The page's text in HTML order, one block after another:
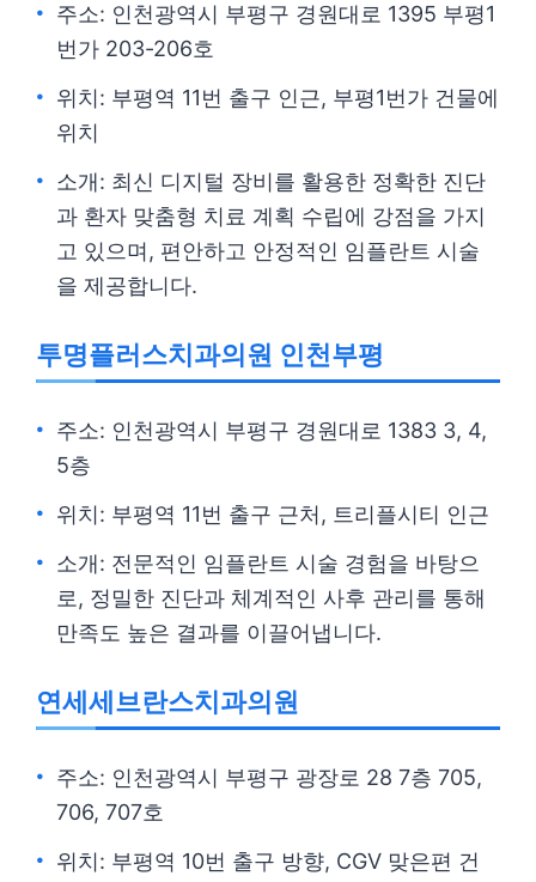
주소: 인천광역시 부평구 경원대로 1395 부평1
번가 203-206호
위치: 부평역 11번 출구 인근, 부평1번가 건물에
위치
소개: 최신 디지털 장비를 활용한 정확한 진단
과 환자 맞춤형 치료 계획 수립에 강점을 가지
고 있으며, 편안하고 안정적인 임플란트 시술
을 제공합니다.
투명플러스치과의원 인천부평
주소: 인천광역시 부평구 경원대로 1383 3, 4,
5층
위치: 부평역 11번 출구 근처, 트리플시티 인근
소개: 전문적인 임플란트 시술 경험을 바탕으
로, 정밀한 진단과 체계적인 사후 관리를 통해
만족도 높은 결과를 이끌어냅니다.
연세세브란스치과의원
주소: 인천광역시 부평구 광장로 28 7층 705,
706, 707호
위치: 부평역 10번 출구 방향, CGV 맞은편 건